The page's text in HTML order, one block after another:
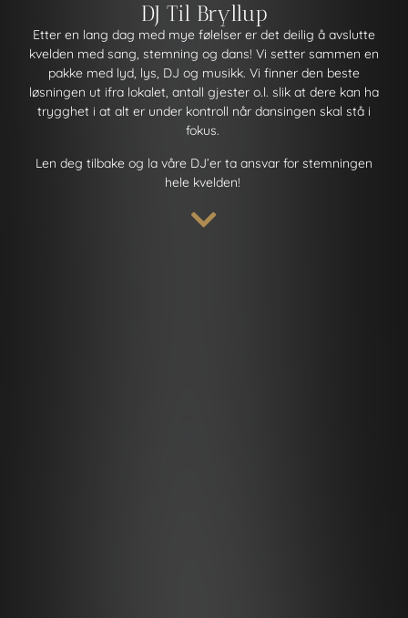
DJ Til Bryllup
Etter en lang dag med mye følelser er det deilig å avslutte
kvelden med sang, stemning og dans! Vi setter sammen en
pakke med lyd, lys, DJ og musikk. Vi finner den beste
løsningen ut ifra lokalet, antall gjester o.l. slik at dere kan ha
trygghet i at alt er under kontroll når dansingen skal stå i
fokus.
Len deg tilbake og la våre DJ’er ta ansvar for stemningen
hele kvelden!